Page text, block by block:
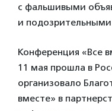
с фальшивыми
и
Конференция «Все
11 мая прошла в
организовало
вместе» в